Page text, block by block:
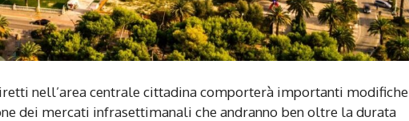
nell’area centrale cittadina comporterà importanti modifiche
dei mercati infrasettimanali che andranno ben oltre la durata